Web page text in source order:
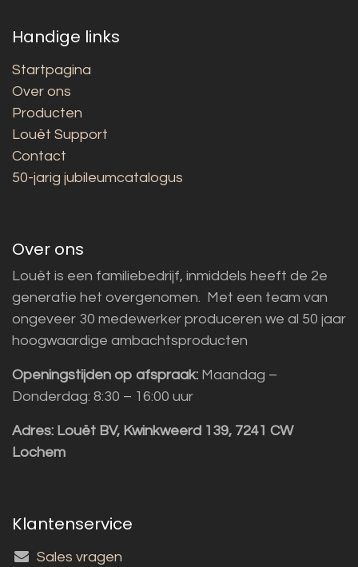
Handige links
Startpagina
Over ons
Producten
Louët Support
Contact
50-jarig jubileumcatalogus
Over ons
Louët is een familiebedrijf, inmiddels heeft de 2e
generatie het overgenomen. Met een team van
ongeveer 30 medewerker produceren we al 50 jaar
hoogwaardige ambachtsproducten
Openingstijden op afspraak: Maandag –
Donderdag: 8:30 – 16:00 uur
Adres: Louët BV, Kwinkweerd 139, 7241 CW
Lochem
Klantenservice
Sales vragen